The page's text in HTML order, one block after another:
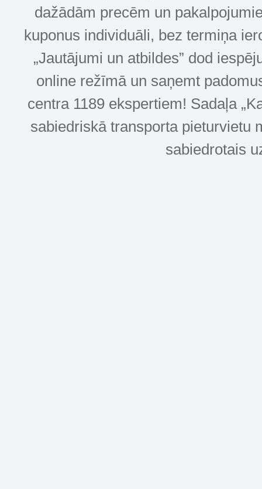
dažādām precēm un
kuponus individuāli, bez termiņa
„Jautājumi un atbildes” dod
online režīmā un saņemt
centra 1189 ekspertiem! Sadaļa
sabiedriskā transporta pieturvietu
sabiedrotais